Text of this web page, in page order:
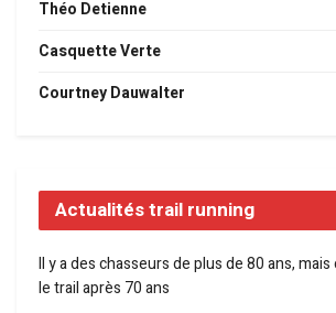
Théo Detienne
Casquette Verte
Courtney Dauwalter
Actualités trail running
Il y a des chasseurs de plus de 80 ans,
le trail après 70 ans